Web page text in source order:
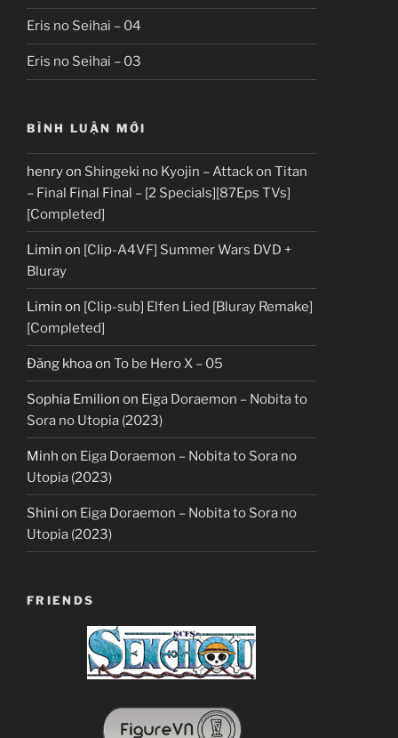
Eris no Seihai – 04
Eris no Seihai – 03
BÌNH LUẬN MỚI
henryon Shingeki no Kyojin – Attack on Titan
– Final Final Final – [2 Specials][87Eps TVs]
[Completed]
Limin on [Clip-A4VF] Summer Wars DVD +
Bluray
Limin on [Clip-sub] Elfen Lied [Bluray Remake]
[Completed]
Đăng khoaon To be Hero X – 05
Sophia Emilion on Eiga Doraemon – Nobita to
Sora no Utopia (2023)
Minh on Eiga Doraemon – Nobita to Sora no
Utopia (2023)
Shini on Eiga Doraemon – Nobita to Sora no
Utopia (2023)
FRIENDS